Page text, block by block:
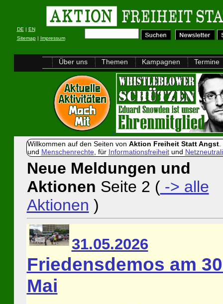
DE | EN
Sitemap| Impressum
Über uns Themen Kampagnen Termine
Willkommen auf den Seiten von Aktion Freiheit Statt Angst.
und Menschenrechte, für Informationsfreiheitund
Neue Meldungen und
Aktionen Seite 2 (-> alle
Aktionen )
31.05.2026
Friedensdemos am
Mai